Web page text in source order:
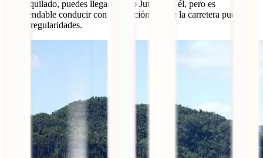
auto alquilado, puedes llegar a cayo Jutías con él, pero es
recomendable conducir con precaución ya que la carretera puede
tener irregularidades.